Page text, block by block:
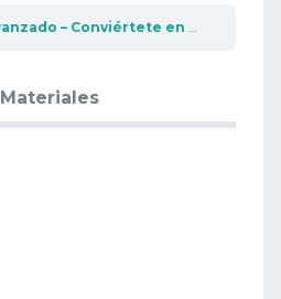
Materiales